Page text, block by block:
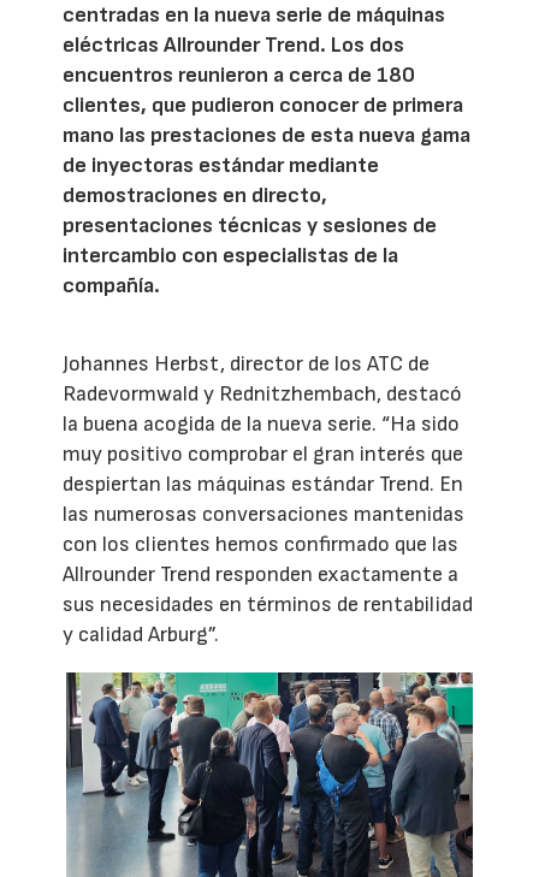
centradas en la nueva serie de máquinas
eléctricas Allrounder Trend. Los dos
encuentros reunieron a cerca de 180
clientes, que pudieron conocer de primera
mano las prestaciones de esta nueva gama
de inyectoras estándar mediante
demostraciones en directo,
presentaciones técnicas y sesiones de
intercambio con especialistas de la
compañía.
Johannes Herbst, director de los ATC de
Radevormwald y Rednitzhembach, destacó
la buena acogida de la nueva serie. “Ha sido
muy positivo comprobar el gran interés que
despiertan las máquinas estándar Trend. En
las numerosas conversaciones mantenidas
con los clientes hemos confirmado que las
Allrounder Trend responden exactamente a
sus necesidades en términos de rentabilidad
y calidad Arburg”.